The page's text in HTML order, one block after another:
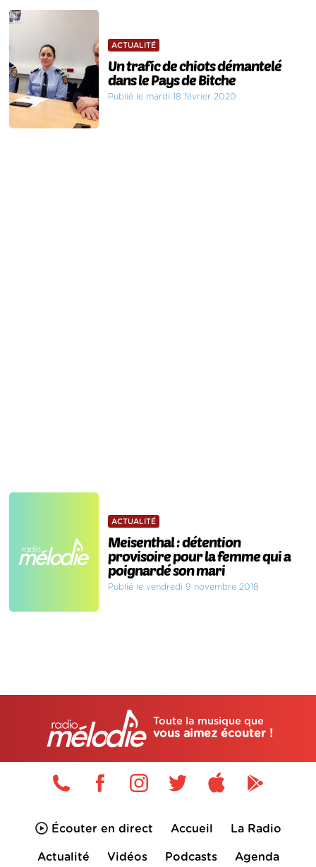
ACTUALITÉ
Un trafic de chiots démantelé
dans le Pays de Bitche
Publié le mardi 18 février 2020
ACTUALITÉ
Meisenthal : détention
provisoire pour la femme qui a
poignardé son mari
Publié le vendredi 9 novembre 2018
Toute la musique que
vous aimez écouter !
Écouter en direct Accueil La Radio
Actualité Vidéos Podcasts Agenda